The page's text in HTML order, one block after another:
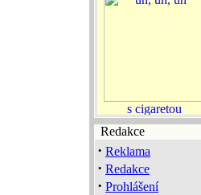
Redakce
· Reklama
· Redakce
· Prohlášení